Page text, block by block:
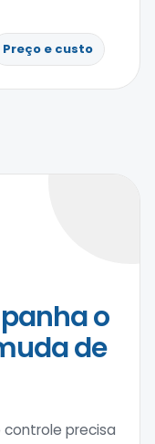
Preço e custo
o
de
controle precisa